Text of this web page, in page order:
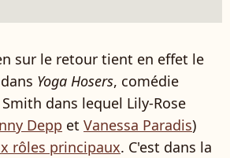
sur le retour tient en effet le
Yoga Hosers, comédie
dans lequel Lily-Rose
Depp et Vanessa Paradis)
rôles principaux. C'est dans la